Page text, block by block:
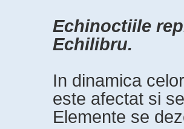
Echinoctiile
Echilibru.
In dinamica
este afectat si
Elemente se